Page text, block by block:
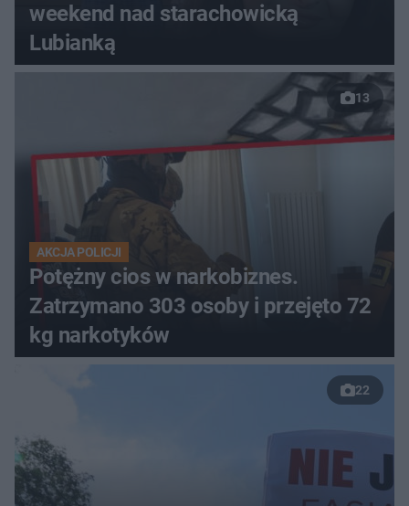
weekend nad starachowicką
Lubianką
13
AKCJA POLICJI
Potężny cios w narkobiznes.
Zatrzymano 303 osoby i przejęto 72
kg narkotyków
22